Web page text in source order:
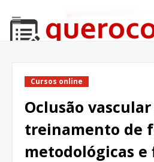
Cursos online
Oclusão vascular
treinamento de
metodológicas e